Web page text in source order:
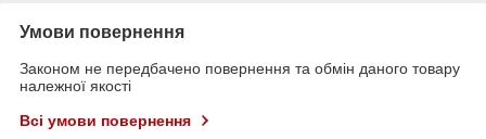
Умови повернення
Законом не передбачено повернення та обмін даного товару
належної якості
Всі умови повернення